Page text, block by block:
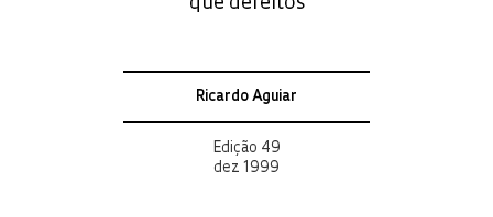
Ricardo Aguiar
Edição 49
dez 1999